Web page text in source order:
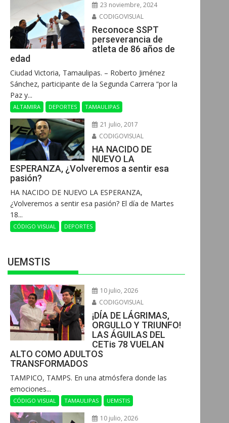
23 noviembre, 2024
CODIGOVISUAL
Reconoce SSPT
perseverancia de
atleta de 86 años de
edad
Ciudad Victoria, Tamaulipas. – Roberto Jiménez
Sánchez, participante de la Segunda Carrera “por la
Paz y...
ALTAMIRA DEPORTES TAMAULIPAS
21 julio, 2017
CODIGOVISUAL
HA NACIDO DE
NUEVO LA
ESPERANZA, ¿Volveremos a sentir esa
pasión?
HA NACIDO DE NUEVO LA ESPERANZA,
¿Volveremos a sentir esa pasión? El día de Martes
18...
CÓDIGO VISUAL DEPORTES
UEMSTIS
10 julio, 2026
CODIGOVISUAL
¡DÍA DE LÁGRIMAS,
ORGULLO Y TRIUNFO!
LAS ÁGUILAS DEL
CETis 78 VUELAN
ALTO COMO ADULTOS
TRANSFORMADOS
​TAMPICO, TAMPS. En una atmósfera donde las
emociones...
CÓDIGO VISUAL TAMAULIPAS UEMSTIS
10 julio, 2026